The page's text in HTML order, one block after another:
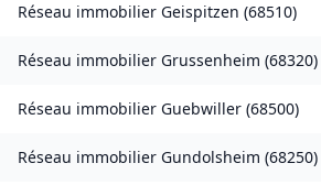
Réseau immobilier Geispitzen (68510)
Réseau immobilier Grussenheim (68320)
Réseau immobilier Guebwiller (68500)
Réseau immobilier Gundolsheim (68250)